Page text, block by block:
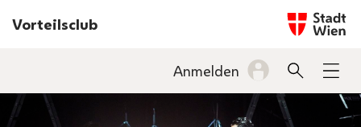
Vorteilsclub Startseite
Anmelden
Suche